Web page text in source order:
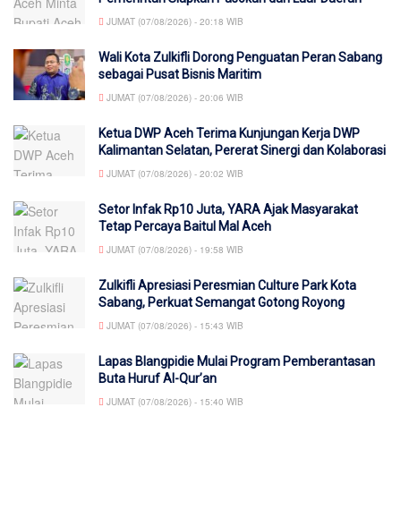
JUMAT (07/08/2026) - 20:18 WIB
Wali Kota Zulkifli Dorong Penguatan Peran Sabang
sebagai Pusat Bisnis Maritim
JUMAT (07/08/2026) - 20:06 WIB
Ketua DWP Aceh Terima Kunjungan Kerja DWP
Kalimantan Selatan, Pererat Sinergi dan Kolaborasi
JUMAT (07/08/2026) - 20:02 WIB
Setor Infak Rp10 Juta, YARA Ajak Masyarakat
Tetap Percaya Baitul Mal Aceh
JUMAT (07/08/2026) - 19:58 WIB
Zulkifli Apresiasi Peresmian Culture Park Kota
Sabang, Perkuat Semangat Gotong Royong
JUMAT (07/08/2026) - 15:43 WIB
Lapas Blangpidie Mulai Program Pemberantasan
Buta Huruf Al-Qur’an
JUMAT (07/08/2026) - 15:40 WIB